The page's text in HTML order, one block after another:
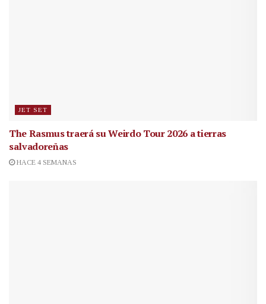
JET SET
The Rasmus traerá su Weirdo Tour 2026 a tierras
salvadoreñas
HACE 4 SEMANAS